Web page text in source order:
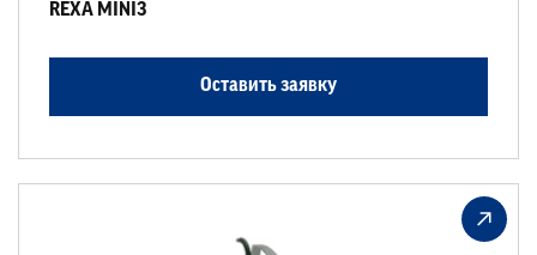
REXA MINI3
Оставить заявку